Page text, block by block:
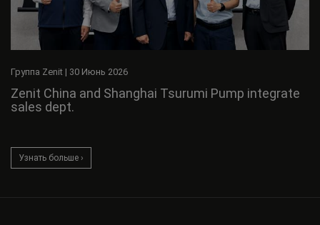
Группа Zenit | 30 Июнь 2026
Zenit China and Shanghai Tsurumi Pump integrate
sales dept.
Узнать больше ›